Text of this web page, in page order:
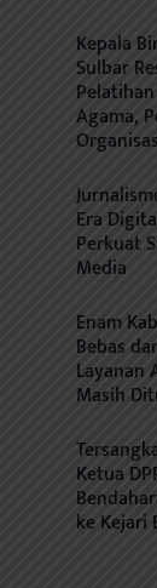
Kepala
Sulbar
Agama,
Era
Perkuat
Media
Enam
Bebas
Layanan
Masih
Ketua
ke Kejari